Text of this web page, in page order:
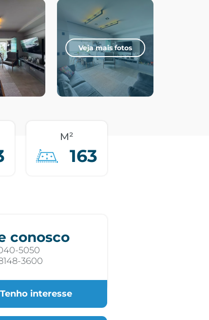
Veja mais fotos
M²
163
conosco
5050
3600
Tenho interesse